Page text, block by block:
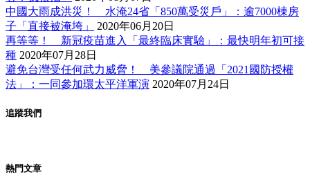
中國大雨成洪災！ 水淹24省「850萬受災戶」：逾7000棟房
子「直接被淹垮」
2020年06月20日
再等等！ 新冠疫苗進入「最終臨床實驗」：最快明年初可接
種 2020年07月28日
避免台灣受任何武力威脅！ 美參議院通過「2021國防授權
法」：一同參加環太平洋軍演 2020年07月24日
追蹤我們
熱門文章